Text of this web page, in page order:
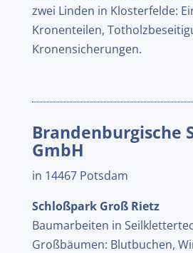
zwei Linden in Klosterfelde:
Kronenteilen,
Kronensicherungen.
Brandenburgische
GmbH
in 14467 Potsdam
Schloßpark Groß Rietz
Baumarbeiten in
Großbäumen: Blutbuchen,